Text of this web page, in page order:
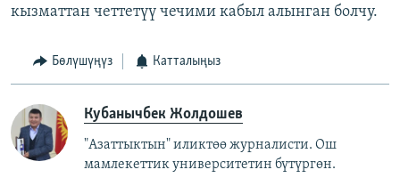
кызматтан четтетүү чечими кабыл алынган болчу.
Бөлүшүңүз Катталыңыз
Кубанычбек Жолдошев
"Азаттыктын" иликтөө журналисти. Ош
мамлекеттик университетин бүтүргөн.